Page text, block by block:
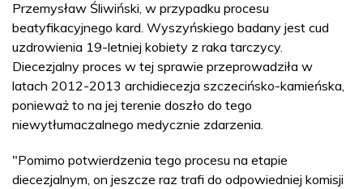
Przemysław Śliwiński, w przypadku procesu
beatyfikacyjnego kard. Wyszyńskiego badany jest cud
uzdrowienia 19-letniej kobiety z raka tarczycy.
Diecezjalny proces w tej sprawie przeprowadziła w
latach 2012-2013 archidiecezja szczecińsko-kamieńska,
ponieważ to na jej terenie doszło do tego
niewytłumaczalnego medycznie zdarzenia.
"Pomimo potwierdzenia tego procesu na etapie
diecezjalnym, on jeszcze raz trafi do odpowiedniej komisji